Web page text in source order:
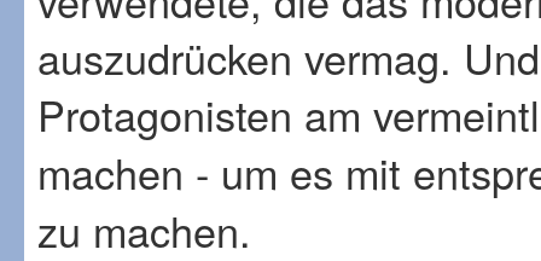
auszudrücken vermag.
Protagonisten am
machen - um es mit
zu machen.